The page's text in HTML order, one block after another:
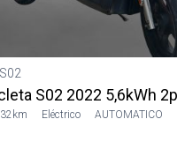
S02 2022 5,6kWh
Eléctrico AUTOMATICO